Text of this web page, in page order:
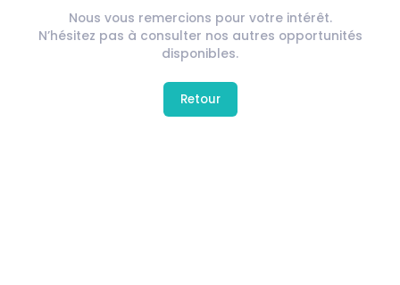
Nous vous remercions pour votre intérêt.
N’hésitez pas à consulter nos autres opportunités
disponibles.
Retour